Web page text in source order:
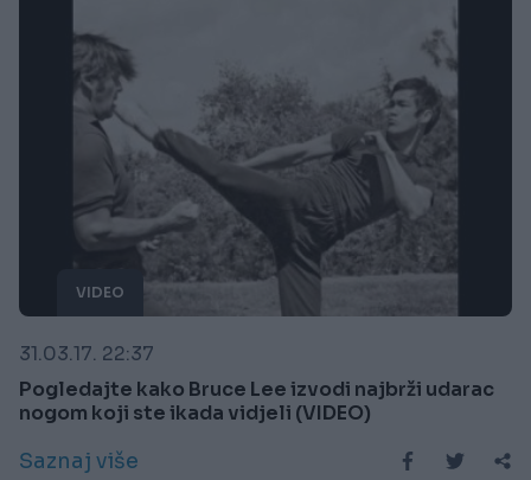
VIDEO
31.03.17. 22:37
Pogledajte kako Bruce Lee izvodi najbrži udarac
nogom koji ste ikada vidjeli (VIDEO)
Saznaj više